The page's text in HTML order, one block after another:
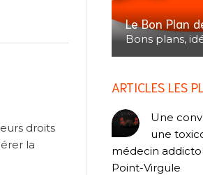
droits
la
Le Bon Plan
Bons plans,
ARTICLES LES
Une
une
médecin
Point-Virgule